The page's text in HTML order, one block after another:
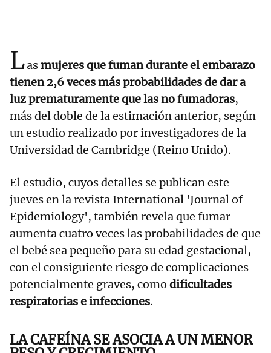
Lasmujeres que fuman durante el embarazo
tienen 2,6 veces más probabilidades de dar a
luz prematuramente que las no fumadoras,
más del doble de la estimación anterior, según
un estudio realizado por investigadores de la
Universidad de Cambridge (Reino Unido).
El estudio, cuyos detalles se publican este
jueves en la revista International 'Journal of
Epidemiology', también revela que fumar
aumenta cuatro veces las probabilidades de que
el bebé sea pequeño para su edad gestacional,
con el consiguiente riesgo de complicaciones
potencialmente graves, como dificultades
respiratorias e infecciones.
LA CAFEÍNA SE ASOCIA A UN MENOR